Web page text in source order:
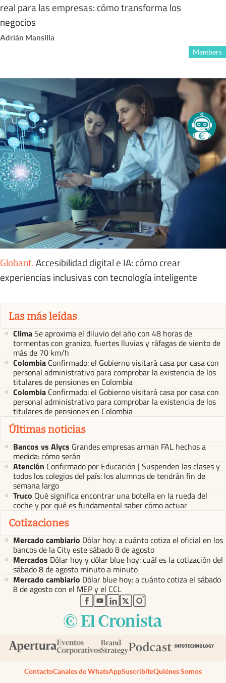
real para las empresas: cómo transforma los
negocios
Adrián Mansilla
Members
Globant.Accesibilidad digital e IA: cómo crear
experiencias inclusivas con tecnología inteligente
Las más leídas
ClimaSe aproxima el diluvio del año con 48 horas de
tormentas con granizo, fuertes lluvias y ráfagas de viento de
más de 70 km/h
Colombia Confirmado: el Gobierno visitará casa por casa con
personal administrativo para comprobar la existencia de los
titulares de pensiones en Colombia
Colombia Confirmado: el Gobierno visitará casa por casa con
personal administrativo para comprobar la existencia de los
titulares de pensiones en Colombia
Últimas noticias
Bancos vs Alycs Grandes empresas arman FAL hechos a
medida: cómo serán
Atención Confirmado por Educación | Suspenden las clases y
todos los colegios del país: los alumnos de tendrán fin de
semana largo
Truco Qué significa encontrar una botella en la rueda del
coche y por qué es fundamental saber cómo actuar
Cotizaciones
Mercado cambiario Dólar hoy: a cuánto cotiza el oficial en los
bancos de la City este sábado 8 de agosto
Mercados Dólar hoy y dólar blue hoy: cuál es la cotización del
sábado 8 de agosto minuto a minuto
Mercado cambiario Dólar blue hoy: a cuánto cotiza el sábado
8 de agosto con el MEP y el CCL
abre en nueva pestaña
abre en nueva pestaña
abre en nueva pestaña
abre en nueva pestaña
abre en nueva pestaña
ContactoCanales de WhatsAppSuscribiteQuiénes Somos